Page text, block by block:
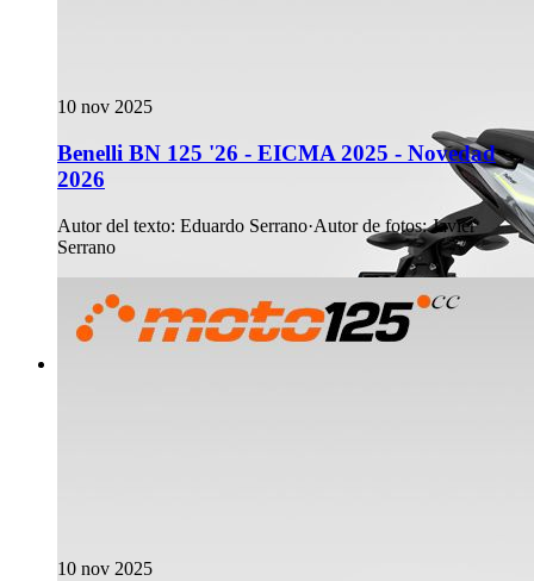
10 nov 2025
Benelli BN 125 '26 - EICMA 2025 - Novedad
2026
Autor del texto: Eduardo Serrano·Autor de fotos: Javier
Serrano
10 nov 2025